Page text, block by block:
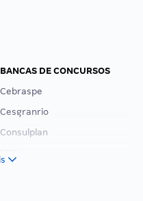
BANCAS DE CONCURSOS
Cebraspe
Cesgranrio
Consulplan